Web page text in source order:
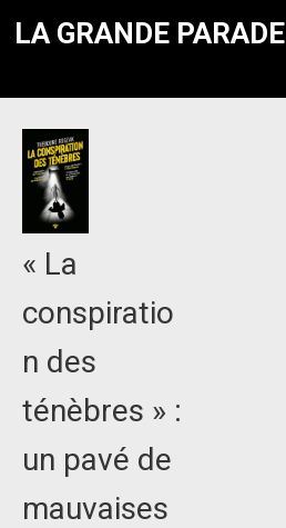
LA GRANDE PARADE
« La
conspiratio
n des
ténèbres » :
un pavé de
mauvaises